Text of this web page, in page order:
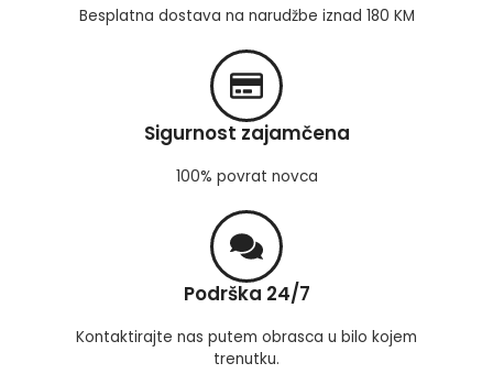
Besplatna dostava na narudžbe iznad 180 KM
Sigurnost zajamčena
100% povrat novca
Podrška 24/7
Kontaktirajte nas putem obrasca u bilo kojem
trenutku.